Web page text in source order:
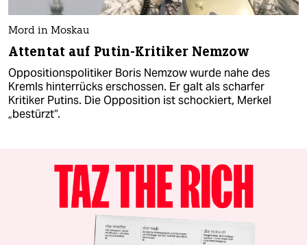
Mord in Moskau
Attentat auf Putin-Kritiker Nemzow
Oppositionspolitiker Boris Nemzow wurde nahe des
Kremls hinterrücks erschossen. Er galt als scharfer
Kritiker Putins. Die Opposition ist schockiert, Merkel
„bestürzt“.